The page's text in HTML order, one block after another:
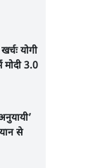
योगी
मोदी 3.0
से